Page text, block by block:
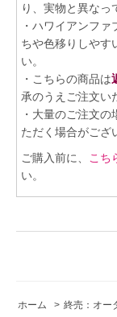
り、実物と異なっ
・ハワイアンフ
ちや色移りしやす
い。
・こちらの商品は
承のうえご注文い
・大量のご注文
ただく場合がござ
ご購入前に、
こち
い。
ホーム > 終売：オー